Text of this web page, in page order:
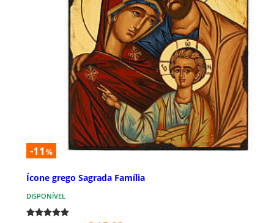
-11 %
Ícone grego Sagrada Família
DISPONÍVEL